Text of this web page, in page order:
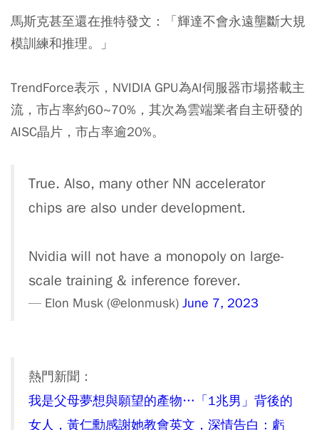
馬斯克甚至還在推特發文：「輝達不會永遠壟斷大規
模訓練和推理。」
TrendForce表示，NVIDIA GPU為AI伺服器市場搭載主
流，市占率約60~70%，其次為雲端業者自主研發的
AISC晶片，市占率逾20%。
True. Also, many other NN accelerator
chips are also under development.
Nvidia will not have a monopoly on large-
scale training & inference forever.
— Elon Musk (@elonmusk) June 7, 2023
熱門新聞：
我是父母夢想與願望的產物…「1兆男」背後的
女人，黃仁勳感謝她教會英文，深情告白：虧